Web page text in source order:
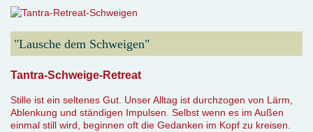
"Lausche dem Schweigen"
Tantra-Schweige-Retreat
Stille ist ein seltenes Gut. Unser Alltag ist durchzogen von Lärm,
Ablenkung und ständigen Impulsen. Selbst wenn es im Außen
einmal still wird, beginnen oft die Gedanken im Kopf zu kreisen.